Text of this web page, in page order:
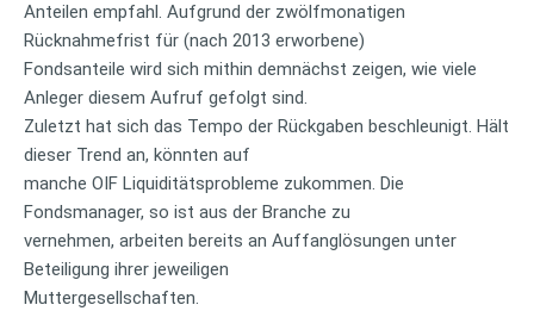
Anteilen empfahl. Aufgrund der zwölfmonatigen
Rücknahmefrist für (nach 2013 erworbene)
Fondsanteile wird sich mithin demnächst zeigen, wie viele
Anleger diesem Aufruf gefolgt sind.
Zuletzt hat sich das Tempo der Rückgaben beschleunigt. Hält
dieser Trend an, könnten auf
manche OIF Liquiditätsprobleme zukommen. Die
Fondsmanager, so ist aus der Branche zu
vernehmen, arbeiten bereits an Auffanglösungen unter
Beteiligung ihrer jeweiligen
Muttergesellschaften.